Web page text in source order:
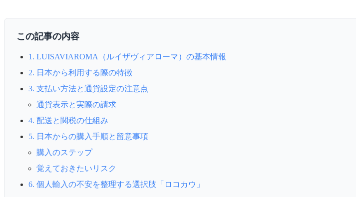
この記事の内容
1. LUISAVIAROMA（ルイザヴィアローマ）の基本情報
2. 日本から利用する際の特徴
3. 支払い方法と通貨設定の注意点
通貨表示と実際の請求
4. 配送と関税の仕組み
5. 日本からの購入手順と留意事項
購入のステップ
覚えておきたいリスク
6. 個人輸入の不安を整理する選択肢「ロコカウ」